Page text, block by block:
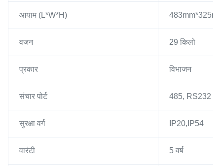
आयाम (L*W*H)
वजन 29 किलो
प्रकार विभाजन
संचार पोर्ट 485, RS232
सुरक्षा वर्ग IP20,IP54
वारंटी 5 वर्ष